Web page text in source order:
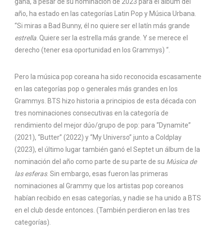
año, ha estado en las categorías Latin Pop y Música Urbana.
“Si miras a Bad Bunny, él no quiere ser el latín más grande
estrella . Quiere ser la estrella más grande. Y se merece el
derecho (tener esa oportunidad en los Grammys) “.
Pero la música pop coreana ha sido reconocida escasamente
en las categorías pop o generales más grandes en los
Grammys. BTS hizo historia a principios de esta década con
tres nominaciones consecutivas en la categoría de
rendimiento del mejor dúo/grupo de pop: para “Dynamite”
(2021), “Butter” (2022) y “My Universo” junto a Coldplay
(2023), el último lugar también ganó el Septet un álbum de la
nominación del año como parte de su parte de su Música de
las esferas. Sin embargo, esas fueron las primeras
nominaciones al Grammy que los artistas pop coreanos
habían recibido en esas categorías, y nadie se ha unido a BTS
en el club desde entonces. (También perdieron en las tres
categorías).